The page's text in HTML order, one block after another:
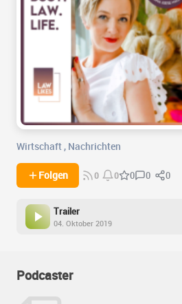
Wirtschaft , Nachrichten
Folgen 0 0 0 0 0
Trailer
04. Oktober 2019
Podcaster